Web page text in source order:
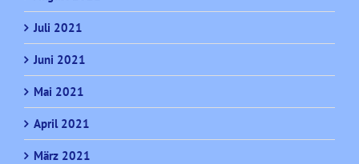
Juli 2021
Juni 2021
Mai 2021
April 2021
März 2021